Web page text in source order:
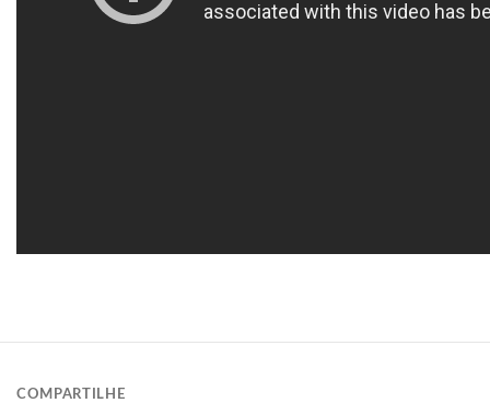
COMPARTILHE